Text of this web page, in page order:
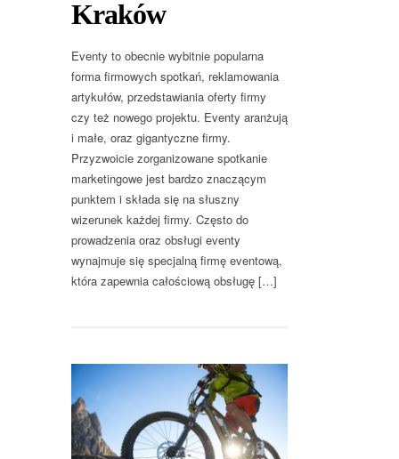
Kraków
Eventy to obecnie wybitnie popularna
forma firmowych spotkań, reklamowania
artykułów, przedstawiania oferty firmy
czy też nowego projektu. Eventy aranżują
i małe, oraz gigantyczne firmy.
Przyzwoicie zorganizowane spotkanie
marketingowe jest bardzo znaczącym
punktem i składa się na słuszny
wizerunek każdej firmy. Często do
prowadzenia oraz obsługi eventy
wynajmuje się specjalną firmę eventową,
która zapewnia całościową obsługę […]